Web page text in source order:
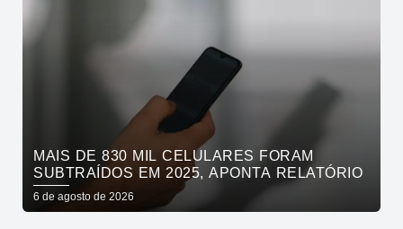
MAIS DE 830 MIL CELULARES FORAM
SUBTRAÍDOS EM 2025, APONTA RELATÓRIO
6 de agosto de 2026